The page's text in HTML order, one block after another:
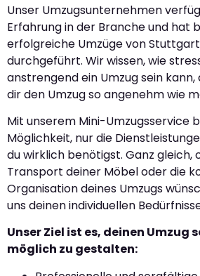
Unser Umzugsunternehmen
Erfahrung in der Branche und hat
erfolgreiche Umzüge von
durchgeführt. Wir wissen, wie
anstrengend ein Umzug sein
dir den Umzug so angenehm wie
Mit unserem Mini-Umzugsservice
Möglichkeit, nur die
du wirklich benötigst. Ganz gleich,
Transport deiner Möbel oder die
Organisation deines Umzugs
uns deinen individuellen
Unser Ziel ist es, deinen Umzug
möglich zu gestalten: